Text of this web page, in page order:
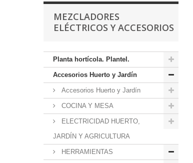
MEZCLADORES
ELÉCTRICOS Y ACCESORIOS
Planta hortícola. Plantel.
Accesorios Huerto y Jardín
Accesorios Huerto y Jardín
COCINA Y MESA
ELECTRICIDAD HUERTO,
JARDÍN Y AGRICULTURA
HERRAMIENTAS